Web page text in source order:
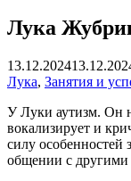
Лука
13.12.2024
Лука, Занятия и
У Луки аутизм. Он
вокализирует и
силу особенностей
общении с